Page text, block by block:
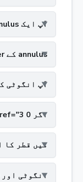
آپ ایک annulus کے علاقے کو کس طرح تلاش کرتے ہیں؟
annulus کے perimeter کے لئے فارمولا کیا ہے؟
آپ انگوٹی
اگر 0 href="3 مرکوز ہو تو کیا ہوگا؟
میں قطر کا
انگوٹی اور 0 href="2 کے درمیان کیا فرق ہے؟